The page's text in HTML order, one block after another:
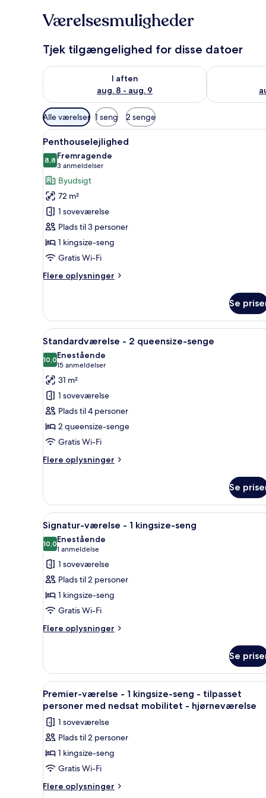
Værelsesmuligheder
Tjek tilgængelighed for disse datoer
I aften
aug. 8 - aug. 9
Tjek tilgængelighed for i aften aug. 8 - aug. 9
Tjek
Tilgængelige
filtre
for
værelser
Alle værelser 1 seng 2 senge
Indlæs
alle
billeder
af
Penthouselejlighed
Et hotelværelse med et
5
Penthouselejlighed
8,88,8 ud af 10
Fremragende
3 anmeldelser
(3
anmeldelser)
Byudsigt
72 m²
1 soveværelse
Plads til 3 personer
1 kingsize-seng
Gratis Wi-Fi
Flere oplysninger
Flere
Se
Indlæs
alle
billeder
af
Standardværelse
-
2
queensize-
senge
Et hotelværelse med seng,
7
Standardværelse - 2 queensize-senge
10,010,0 ud af 10
Enestående
15 anmeldelser
(15
anmeldelser)
31 m²
1 soveværelse
Plads til 4 personer
2 queensize-senge
Gratis Wi-Fi
Flere oplysninger
Flere
-
queensize-
senge
Se
Indlæs
alle
billeder
af
Signatur-
værelse
-
1
kingsize-
Et hotelværelse med seng,
4
Signatur-værelse - 1 kingsize-seng
10,010,0 ud af 10
Enestående
1 anmeldelse
(1
anmeldelse)
1 soveværelse
Plads til 2 personer
1 kingsize-seng
Gratis Wi-Fi
Flere oplysninger
Flere
værelse
1
kingsize-
seng
Se
Indlæs
alle
billeder
af
Premier-
værelse
-
1
Et hotelværelse med seng,
4
Premier-værelse - 1 kingsize-seng - tilpasset
personer med nedsat mobilitet - hjørneværelse
1 soveværelse
Plads til 2 personer
1 kingsize-seng
Gratis Wi-Fi
Flere oplysninger
Flere